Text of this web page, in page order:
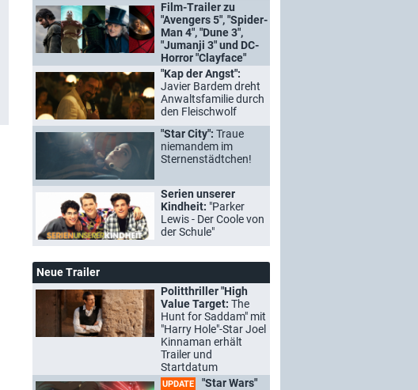
Film-Trailer zu
"Avengers 5", "Spider-
Man 4", "Dune 3",
"Jumanji 3" und DC-
Horror "Clayface"
"Kap der Angst":
Javier Bardem dreht
Anwaltsfamilie durch
den Fleischwolf
"Star City": Traue
niemandem im
Sternenstädtchen!
Serien unserer
Kindheit: "Parker
Lewis - Der Coole von
der Schule"
Neue Trailer
Politthriller "High
Value Target: The
Hunt for Saddam" mit
"Harry Hole"-Star Joel
Kinnaman erhält
Trailer und
Startdatum
UPDATE
"Star Wars"